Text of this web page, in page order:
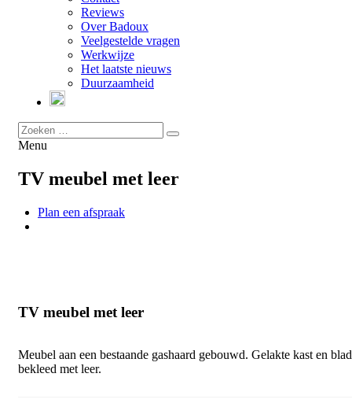
Reviews
Over Badoux
Veelgestelde vragen
Werkwijze
Het laatste nieuws
Duurzaamheid
Menu
TV meubel met leer
Plan een afspraak
TV meubel met leer
Meubel aan een bestaande gashaard gebouwd. Gelakte kast en blad
bekleed met leer.